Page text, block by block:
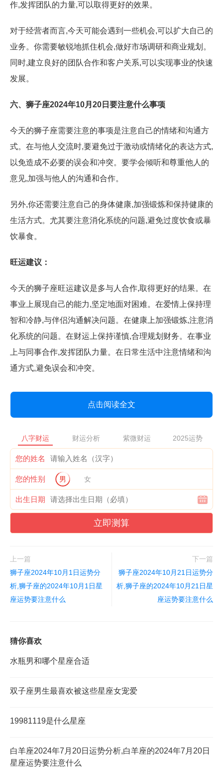
作,发挥团队的力量,可以取得更好的效果。
对于经营者而言,今天可能会遇到一些机会,可以扩大自己的
业务。你需要敏锐地抓住机会,做好市场调研和商业规划。
同时,建立良好的团队合作和客户关系,可以实现事业的快速
发展。
六、狮子座2024年10月20日要注意什么事项
今天的狮子座需要注意的事项是注意自己的情绪和沟通方
式。在与他人交流时,要避免过于激动或情绪化的表达方式,
以免造成不必要的误会和冲突。要学会倾听和尊重他人的
意见,加强与他人的沟通和合作。
另外,你还需要注意自己的身体健康,加强锻炼和保持健康的
生活方式。尤其要注意消化系统的问题,避免过度饮食或暴
饮暴食。
旺运建议：
今天的狮子座旺运建议是多与人合作,取得更好的结果。在
事业上展现自己的能力,坚定地面对困难。在爱情上保持理
智和冷静,与伴侣沟通解决问题。在健康上加强锻炼,注意消
化系统的问题。在财运上保持谨慎,合理规划财务。在事业
上与同事合作,发挥团队力量。在日常生活中注意情绪和沟
通方式,避免误会和冲突。
点击阅读全文
八字财运 财运分析 紫微财运 2025运势
您的姓名
您的性别 男 女
出生日期
立即测算
上一篇
狮子座2024年10月1日运势分
析,狮子座的2024年10月1日星
座运势要注意什么
下一篇
狮子座2024年10月21日运势分
析,狮子座的2024年10月21日星
座运势要注意什么
猜你喜欢
水瓶男和哪个星座合适
双子座男生最喜欢被这些星座女宠爱
19981119是什么星座
白羊座2024年7月20日运势分析,白羊座的2024年7月20日
星座运势要注意什么